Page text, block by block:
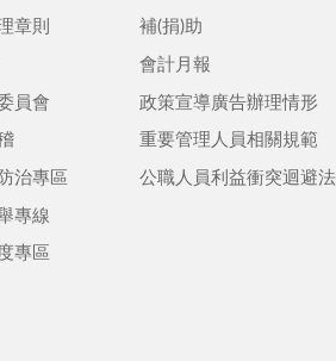
章則
員會
治專區
專線
專區
補(捐)助
會計月報
政策宣導廣告辦理情形
重要管理人員相關規範
公職人員利益衝突迴避